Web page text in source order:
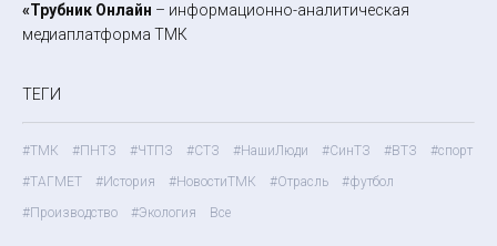
«Трубник Онлайн – информационно-аналитическая
медиаплатформа ТМК
ТЕГИ
#ТМК #ПНТЗ #ЧТПЗ #СТЗ #НашиЛюди #СинТЗ #ВТЗ
#спорт
#ТАГМЕТ
#История #НовостиТМК #Отрасль
#футбол
#Производство
#Экология Все